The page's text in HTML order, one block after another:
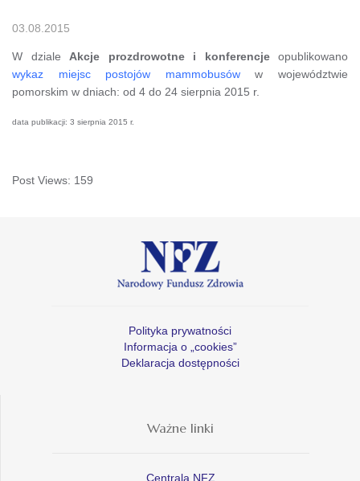
03.08.2015
W dziale Akcje prozdrowotne i konferencjeopublikowano
wykaz miejsc postojów mammobusóww województwie
pomorskim w dniach: od 4 do 24 sierpnia 2015 r.
data publikacji: 3 sierpnia 2015 r.
Post Views: 159
Polityka prywatności
Informacja o „cookies”
Deklaracja dostępności
Ważne linki
Centrala NFZ